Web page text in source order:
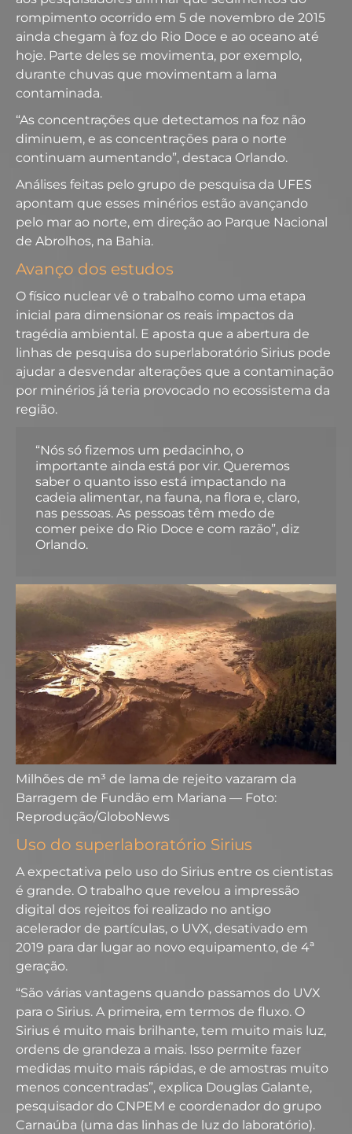
rompimento ocorrido em 5 de novembro de 2015
ainda chegam à foz do Rio Doce e ao oceano até
hoje. Parte deles se movimenta, por exemplo,
durante chuvas que movimentam a lama
contaminada.
“As concentrações que detectamos na foz não
diminuem, e as concentrações para o norte
continuam aumentando”, destaca Orlando.
Análises feitas pelo grupo de pesquisa da UFES
apontam que esses minérios estão avançando
pelo mar ao norte, em direção ao Parque Nacional
de Abrolhos, na Bahia.
Avanço dos estudos
O físico nuclear vê o trabalho como uma etapa
inicial para dimensionar os reais impactos da
tragédia ambiental. E aposta que a abertura de
linhas de pesquisa do superlaboratório Sirius pode
ajudar a desvendar alterações que a contaminação
por minérios já teria provocado no ecossistema da
região.
“Nós só fizemos um pedacinho, o
importante ainda está por vir. Queremos
saber o quanto isso está impactando na
cadeia alimentar, na fauna, na flora e, claro,
nas pessoas. As pessoas têm medo de
comer peixe do Rio Doce e com razão”, diz
Orlando.
Milhões de m³ de lama de rejeito vazaram da
Barragem de Fundão em Mariana — Foto:
Reprodução/GloboNews
Uso do superlaboratório Sirius
A expectativa pelo uso do Sirius entre os cientistas
é grande. O trabalho que revelou a impressão
digital dos rejeitos foi realizado no antigo
acelerador de partículas, o UVX, desativado em
2019 para dar lugar ao novo equipamento, de 4ª
geração.
“São várias vantagens quando passamos do UVX
para o Sirius. A primeira, em termos de fluxo. O
Sirius é muito mais brilhante, tem muito mais luz,
ordens de grandeza a mais. Isso permite fazer
medidas muito mais rápidas, e de amostras muito
menos concentradas”, explica Douglas Galante,
pesquisador do CNPEM e coordenador do grupo
Carnaúba (uma das linhas de luz do laboratório).